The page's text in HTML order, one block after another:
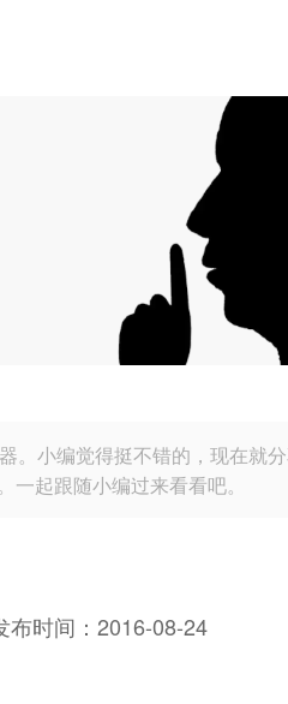
。小编觉得挺不错的，现在就
起跟随小编过来看看吧。
布时间： 2016-08-24